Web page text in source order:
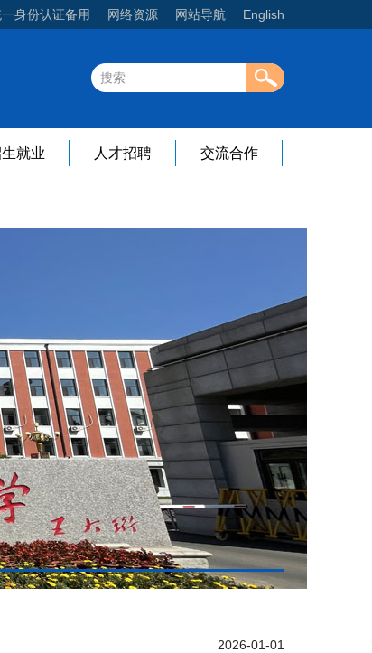
身份认证备用 网络资源 网站导航 English
就业 人才招聘 交流合作
2026-01-01